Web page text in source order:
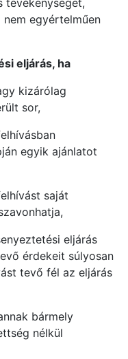
egyértelműen
eljárás, ha
kizárólag
sor,
egyik ajánlatot
saját
eljárás
érdekeit súlyosan
tevő fél az eljárás
bármely
nélkül